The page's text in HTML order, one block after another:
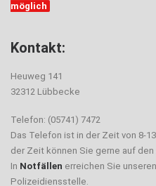
möglich
Kontakt:
Heuweg 141
32312 Lübbecke
Telefon: (05741) 7472
Das Telefon ist in der Zeit von 8-
der Zeit können Sie gerne auf den
In Notfällen erreichen Sie
Polizeidiensstelle.